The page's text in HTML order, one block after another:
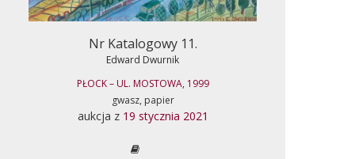
Nr Katalogowy 11.
Edward Dwurnik
PŁOCK – UL. MOSTOWA, 1999
gwasz, papier
aukcja z 19 stycznia 2021